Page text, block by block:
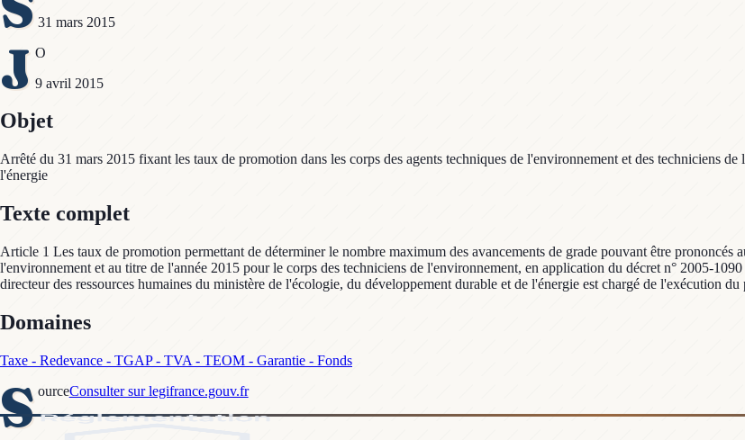
31 mars 2015
J O
9 avril 2015
Objet
Arrêté du 31 mars 2015 fixant les taux de promotion dans les corps des agents techniques de l'environnement et des techniciens
l'énergie
Texte complet
Article 1 Les taux de promotion permettant de déterminer le nombre maximum des avancements de grade pouvant être prononcés
l'environnement et au titre de l'année 2015 pour le corps des techniciens de l'environnement, en application du décret n° 2005-
directeur des ressources humaines du ministère de l'écologie, du développement durable et de l'énergie est chargé de l'exécution
Domaines
Taxe - Redevance - TGAP - TVA - TEOM - Garantie - Fonds
S ourceConsulter sur legifrance.gouv.fr